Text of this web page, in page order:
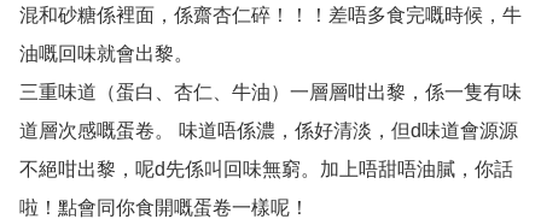
混和砂糖係裡面，係齋杏仁碎！！！差唔多食完嘅時候，牛
油嘅回味就會出黎。
三重味道（蛋白、杏仁、牛油）一層層咁出黎，係一隻有味
道層次感嘅蛋卷。 味道唔係濃，係好清淡，但d味道會源源
不絕咁出黎，呢d先係叫回味無窮。加上唔甜唔油膩，你話
啦！點會同你食開嘅蛋卷一樣呢！